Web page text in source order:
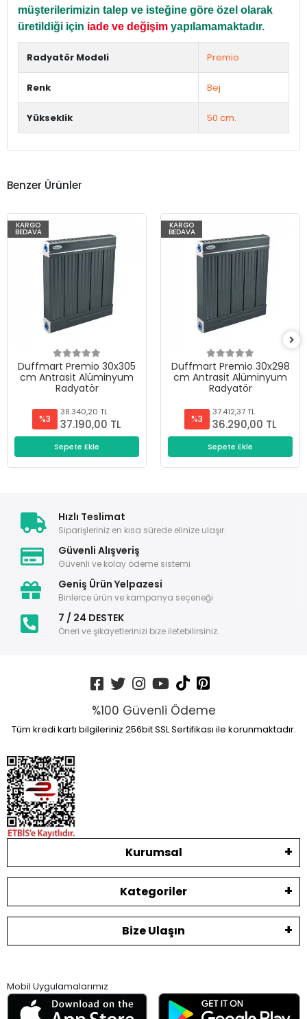
müşterilerimizin talep ve isteğine göre özel olarak
üretildiği için iade ve değişim yapılamamaktadır.
Radyatör Modeli Premio
Renk Bej
Yükseklik 50 cm.
Benzer Ürünler
KARGO
BEDAVA
Duffmart Premio 30x305
cm Antrasit Alüminyum
Radyatör
%3
38.340,20 TL
37.190,00 TL
Sepete Ekle
KARGO
BEDAVA
Duffmart Premio 30x298
cm Antrasit Alüminyum
Radyatör
%3
37.412,37 TL
36.290,00 TL
Sepete Ekle
Hızlı Teslimat
Siparişleriniz en kısa sürede elinize ulaşır.
Güvenli Alışveriş
Güvenli ve kolay ödeme sistemi
Geniş Ürün Yelpazesi
Binlerce ürün ve kampanya seçeneği
7 / 24 DESTEK
Öneri ve şikayetlerinizi bize iletebilirsiniz.
%100 Güvenli Ödeme
Tüm kredi kartı bilgileriniz 256bit SSL Sertifikası ile korunmaktadır.
Kurumsal
Kategoriler
Bize Ulaşın
Mobil Uygulamalarımız